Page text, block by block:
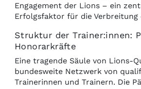
Engagement der Lions – ein
Erfolgsfaktor für die Verbreitung
Struktur der Trainer:innen:
Honorarkräfte
Eine tragende Säule von Lions-
bundesweite Netzwerk von
Trainerinnen und Trainern. Die